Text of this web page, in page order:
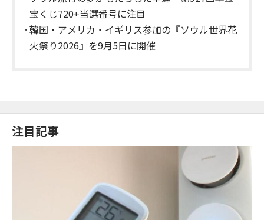
宝くじ720+当選番号に注目
韓国・アメリカ・イギリス参加の『ソウル世界花
火祭り2026』を9月5日に開催
注目記事